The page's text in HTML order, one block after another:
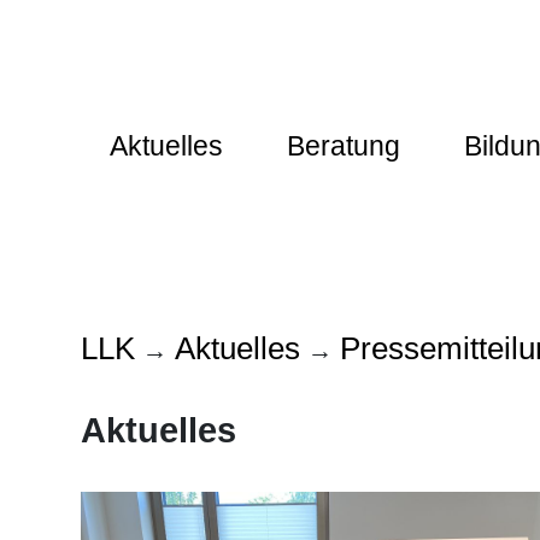
Aktuelles Beratung
LLK →Aktuelles →
Aktuelles